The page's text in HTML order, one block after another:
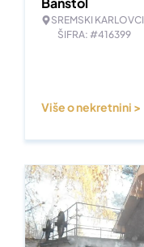
SREMSKI KARLOVCI
ŠIFRA: #416399
Više o nekretnini >